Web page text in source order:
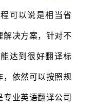
可以说是相当省
解决方案，针对不
达到很好翻译标
，依然可以按照规
专业英语翻译公司